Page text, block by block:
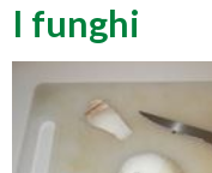
I funghi